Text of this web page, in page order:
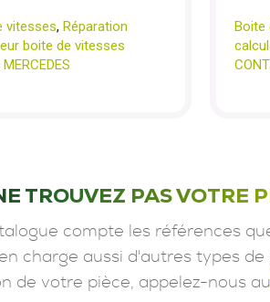
vitesses, Réparation
boite de vitesses
MERCEDES
TROUVEZ PAS VOTRE
compte les références
charge aussi d'autres types
de votre pièce, appelez-nous au